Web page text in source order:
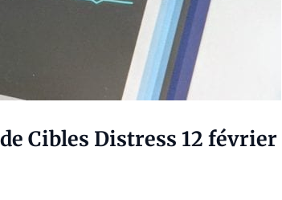
Cibles Distress 12 février